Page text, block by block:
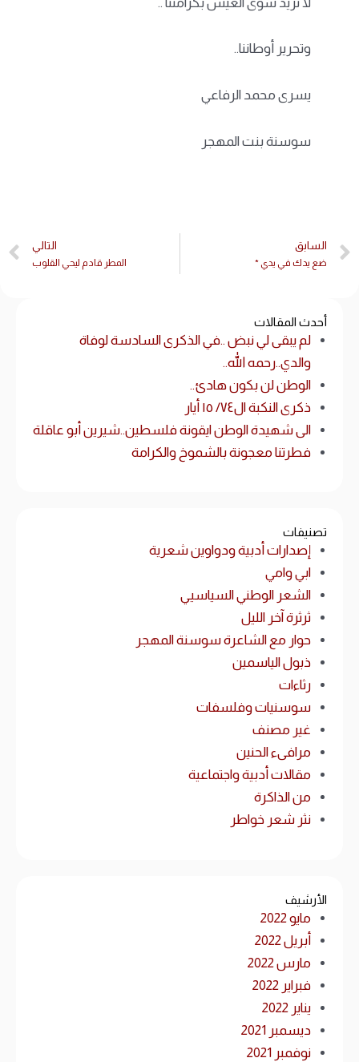
أحدث المقالات
لم يبقى لي نبض ..في الذكرى السادسة لوفاة
والدي..رحمه الله..
الوطن لن بكون هادئ..
ذكرى النكبة ال٧٤/ ١٥ أيار
الى شهيدة الوطن ايقونة فلسطين..شيرين أبو عاقلة
فطرتنا معجونة بالشموخ والكرامة
تصنيفات
إصدارات أدبية ودواوين شعرية
ابي وامي
الشعر الوطني السياسيي
ثرثرة آخر الليل
حوار مع الشاعرة سوسنة المهجر
ذبول الياسمين
رثاءات
سوسنيات وفلسفات
غير مصنف
مرافىء الحنين
مقالات أدبية واجتماعية
من الذاكرة
نثر شعر خواطر
الأرشيف
مايو 2022
أبريل 2022
مارس 2022
فبراير 2022
يناير 2022
ديسمبر 2021
نوفمبر 2021
وتحرير أوطاننا..
يسرى محمد الرفاعي
سوسنة بنت المهجر
السابق
ضع يدك في يدي *
التالي
المطر قادم ليحي القلوب